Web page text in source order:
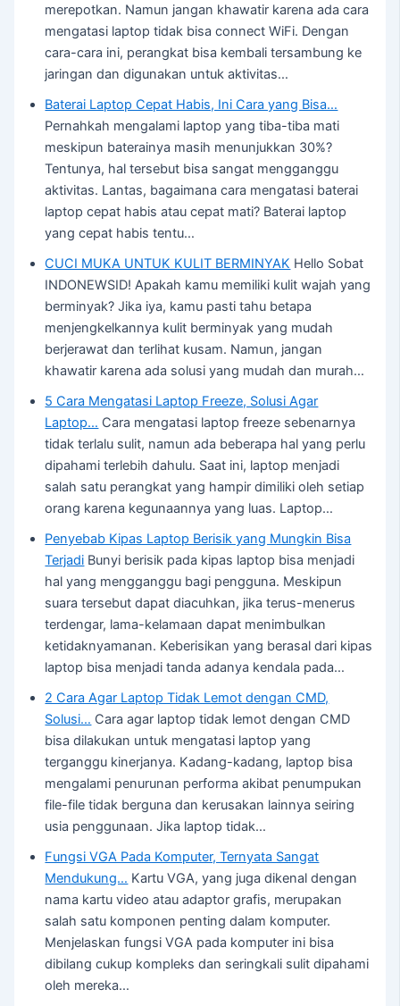
merepotkan. Namun jangan khawatir karena ada cara
mengatasi laptop tidak bisa connect WiFi. Dengan
cara-cara ini, perangkat bisa kembali tersambung ke
jaringan dan digunakan untuk aktivitas…
Baterai Laptop Cepat Habis, Ini Cara yang Bisa…
Pernahkah mengalami laptop yang tiba-tiba mati
meskipun baterainya masih menunjukkan 30%?
Tentunya, hal tersebut bisa sangat mengganggu
aktivitas. Lantas, bagaimana cara mengatasi baterai
laptop cepat habis atau cepat mati? Baterai laptop
yang cepat habis tentu…
CUCI MUKA UNTUK KULIT BERMINYAK Hello Sobat
INDONEWSID! Apakah kamu memiliki kulit wajah yang
berminyak? Jika iya, kamu pasti tahu betapa
menjengkelkannya kulit berminyak yang mudah
berjerawat dan terlihat kusam. Namun, jangan
khawatir karena ada solusi yang mudah dan murah…
5 Cara Mengatasi Laptop Freeze, Solusi Agar
Laptop… Cara mengatasi laptop freeze sebenarnya
tidak terlalu sulit, namun ada beberapa hal yang perlu
dipahami terlebih dahulu. Saat ini, laptop menjadi
salah satu perangkat yang hampir dimiliki oleh setiap
orang karena kegunaannya yang luas. Laptop…
Penyebab Kipas Laptop Berisik yang Mungkin Bisa
Terjadi Bunyi berisik pada kipas laptop bisa menjadi
hal yang mengganggu bagi pengguna. Meskipun
suara tersebut dapat diacuhkan, jika terus-menerus
terdengar, lama-kelamaan dapat menimbulkan
ketidaknyamanan. Keberisikan yang berasal dari kipas
laptop bisa menjadi tanda adanya kendala pada…
2 Cara Agar Laptop Tidak Lemot dengan CMD,
Solusi… Cara agar laptop tidak lemot dengan CMD
bisa dilakukan untuk mengatasi laptop yang
terganggu kinerjanya. Kadang-kadang, laptop bisa
mengalami penurunan performa akibat penumpukan
file-file tidak berguna dan kerusakan lainnya seiring
usia penggunaan. Jika laptop tidak…
Fungsi VGA Pada Komputer, Ternyata Sangat
Mendukung… Kartu VGA, yang juga dikenal dengan
nama kartu video atau adaptor grafis, merupakan
salah satu komponen penting dalam komputer.
Menjelaskan fungsi VGA pada komputer ini bisa
dibilang cukup kompleks dan seringkali sulit dipahami
oleh mereka…